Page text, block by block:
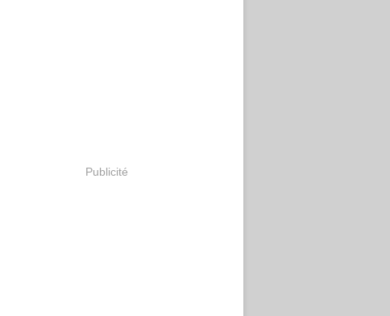
Publicité